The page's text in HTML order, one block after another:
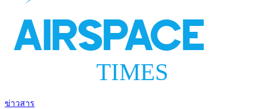
AIRSPACE
TIMES
ข่าวสาร